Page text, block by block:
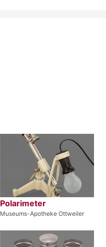
Polarimeter
Museums-Apotheke Ottweiler